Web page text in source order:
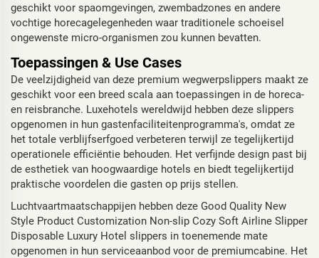
geschikt voor spaomgevingen, zwembadzones en andere
vochtige horecagelegenheden waar traditionele schoeisel
ongewenste micro-organismen zou kunnen bevatten.
Toepassingen & Use Cases
De veelzijdigheid van deze premium wegwerpslippers maakt ze
geschikt voor een breed scala aan toepassingen in de horeca-
en reisbranche. Luxehotels wereldwijd hebben deze slippers
opgenomen in hun gastenfaciliteitenprogramma's, omdat ze
het totale verblijfserfgoed verbeteren terwijl ze tegelijkertijd
operationele efficiëntie behouden. Het verfijnde design past bij
de esthetiek van hoogwaardige hotels en biedt tegelijkertijd
praktische voordelen die gasten op prijs stellen.
Luchtvaartmaatschappijen hebben deze Good Quality New
Style Product Customization Non-slip Cozy Soft Airline Slipper
Disposable Luxury Hotel slippers in toenemende mate
opgenomen in hun serviceaanbod voor de premiumcabine. Het